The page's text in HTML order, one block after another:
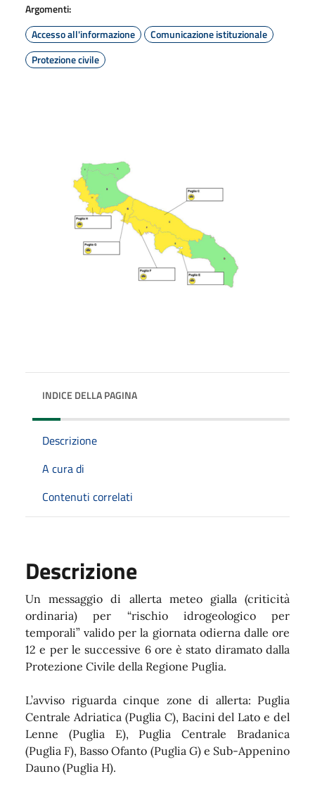
Argomenti:
Accesso all'informazione
Comunicazione istituzionale
Protezione civile
INDICE DELLA PAGINA
Descrizione
A cura di
Contenuti correlati
Descrizione
Un messaggio di allerta meteo gialla (criticità
ordinaria) per “rischio idrogeologico per
temporali” valido per la giornata odierna dalle ore
12 e per le successive 6 ore è stato diramato dalla
Protezione Civile della Regione Puglia.
L’avviso riguarda cinque zone di allerta: Puglia
Centrale Adriatica (Puglia C), Bacini del Lato e del
Lenne (Puglia E), Puglia Centrale Bradanica
(Puglia F), Basso Ofanto (Puglia G) e Sub-Appenino
Dauno (Puglia H).